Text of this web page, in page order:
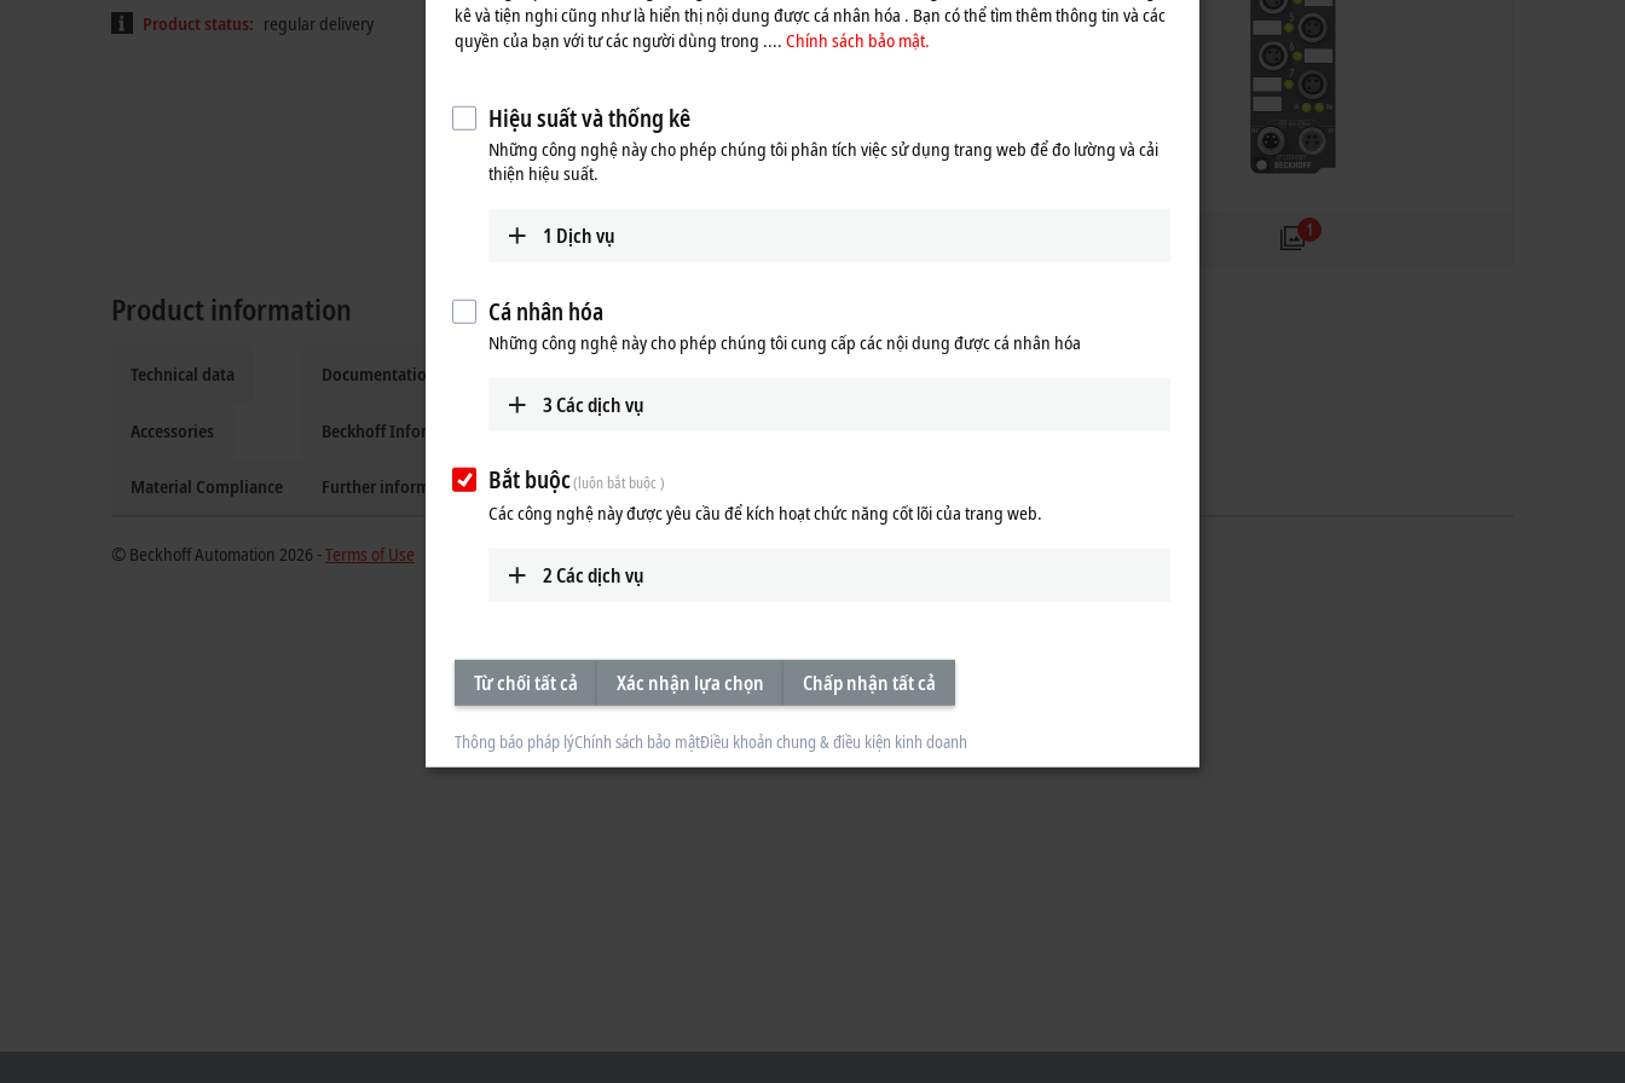
1
Product status: regular delivery
Product information
Technical data
Accessories
Material Compliance
Documentation and downloads
Beckhoff Information System
Further information
© Beckhoff Automation 2026 -Terms of Use
kê và tiện nghi cũng như là hiển thị nội dung được cá nhân hóa . Bạn có thể tìm thêm thông tin và các
quyền của bạn với tư các người dùng trong .... Chính sách bảo mật.
Hiệu suất và thống kê
Những công nghệ này cho phép chúng tôi phân tích việc sử dụng trang web để đo lường và cải
thiện hiệu suất.
1 Dịch vụ
Cá nhân hóa
Những công nghệ này cho phép chúng tôi cung cấp các nội dung được cá nhân hóa
3Các dịch vụ
Bắt buộc(luôn bắt buộc )
Các công nghệ này được yêu cầu để kích hoạt chức năng cốt lõi của trang web.
2Các dịch vụ
Từ chối tất cả Xác nhận lựa chọn Chấp nhận tất cả
Thông báo pháp lýChính sách bảo mậtĐiều khoản chung & điều kiện kinh doanh